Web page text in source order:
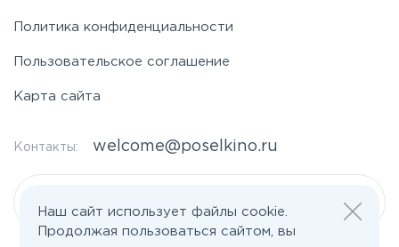
Политика конфиденциальности
Пользовательское соглашение
Карта сайта
Контакты: welcome@poselkino.ru
Наш сайт использует файлы cookie.
Продолжая пользоваться сайтом, вы